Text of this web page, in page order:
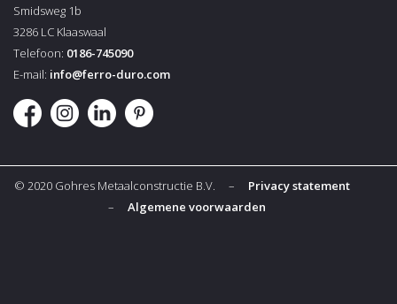
Smidsweg 1b
3286 LC Klaaswaal
Telefoon: 0186-745090
E-mail: info@ferro-duro.com
© 2020 Gohres Metaalconstructie B.V. – Privacy statement
–Algemene voorwaarden